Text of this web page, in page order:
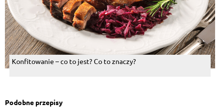
Konfitowanie – co to jest? Co to znaczy?
Podobne przepisy